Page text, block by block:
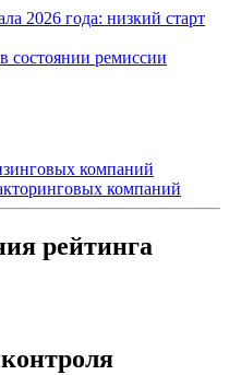
2026 года: низкий старт
состоянии ремиссии
компаний
компаний
рейтинга